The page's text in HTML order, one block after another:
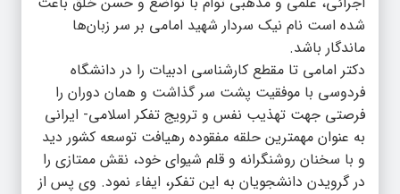
شده است نام نیک سردار شهید امامی بر سر زبان‌ها
ماندگار باشد.
دکتر امامی تا مقطع کارشناسی ادبیات را در دانشگاه
فردوسی با موفقیت پشت سر گذاشت و همان دوران را
فرصتی جهت تهذیب نفس و ترویج تفکر اسلامی- ایرانی
به عنوان مهمترین حلقه مفقوده رهیافت توسعه کشور دید
و با سخنان روشنگرانه و قلم شیوای خود، نقش ممتازی را
در گرویدن دانشجویان به این تفکر، ایفاء نمود. وی پس از